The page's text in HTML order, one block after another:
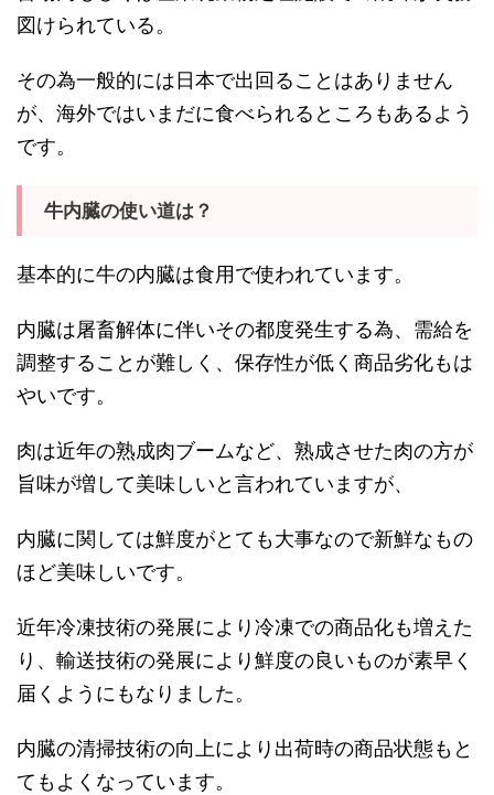
図けられている。
その為一般的には日本で出回ることはありません
が、海外ではいまだに食べられるところもあるよう
です。
牛内臓の使い道は？
基本的に牛の内臓は食用で使われています。
内臓は屠畜解体に伴いその都度発生する為、需給を
調整することが難しく、保存性が低く商品劣化もは
やいです。
肉は近年の熟成肉ブームなど、熟成させた肉の方が
旨味が増して美味しいと言われていますが、
内臓に関しては鮮度がとても大事なので新鮮なもの
ほど美味しいです。
近年冷凍技術の発展により冷凍での商品化も増えた
り、輸送技術の発展により鮮度の良いものが素早く
届くようにもなりました。
内臓の清掃技術の向上により出荷時の商品状態もと
てもよくなっています。